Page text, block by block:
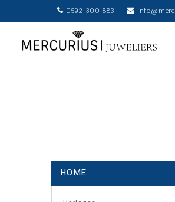
0592 300 883
HOME